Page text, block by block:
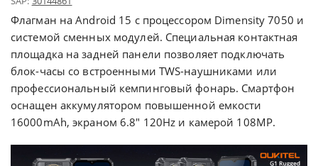
Флагман на Android 15 с процессором Dimensity 7050 и
системой сменных модулей. Специальная контактная
площадка на задней панели позволяет подключать
блок-часы со встроенными TWS-наушниками или
профессиональный кемпинговый фонарь. Смартфон
оснащен аккумулятором повышенной емкости
16000mAh, экраном 6.8" 120Hz и камерой 108MP.